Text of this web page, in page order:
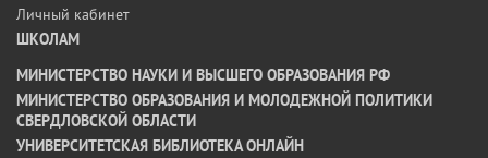
Личный кабинет
ШКОЛАМ
МИНИСТЕРСТВО НАУКИ И ВЫСШЕГО ОБРАЗОВАНИЯ РФ
МИНИСТЕРСТВО ОБРАЗОВАНИЯ И МОЛОДЕЖНОЙ ПОЛИТИКИ
СВЕРДЛОВСКОЙ ОБЛАСТИ
УНИВЕРСИТЕТСКАЯ БИБЛИОТЕКА ОНЛАЙН